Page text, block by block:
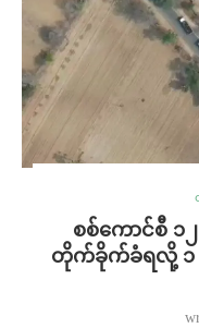
စစ်ကောင်စီ ၁
တိုက်ခိုက်ခံရလို့ ၁